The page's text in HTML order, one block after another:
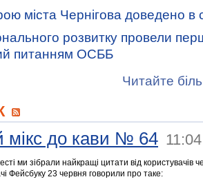
міста Чернігова доведено в
розвитку провели
питанням ОСББ
Читайте
мікс до кави № 64 11:04
ми зібрали найкращі цитати від користувачів
Фейсбуку 23 червня говорили про таке: